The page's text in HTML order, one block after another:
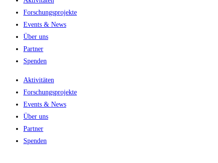
Forschungsprojekte
Events & News
Über uns
Partner
Spenden
Aktivitäten
Forschungsprojekte
Events & News
Über uns
Partner
Spenden